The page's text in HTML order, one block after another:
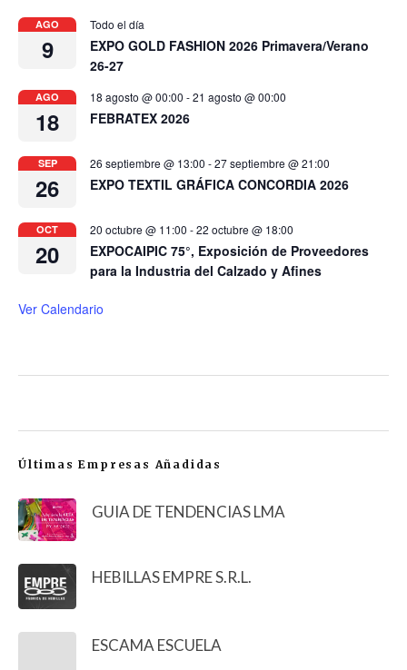
AGO
9
Todo el día
EXPO GOLD FASHION 2026 Primavera/Verano
26-27
AGO
18
18 agosto @ 00:00 -21 agosto @ 00:00
FEBRATEX 2026
SEP
26
26 septiembre @ 13:00 -27 septiembre @ 21:00
EXPO TEXTIL GRÁFICA CONCORDIA 2026
OCT
20
20 octubre @ 11:00 -22 octubre @ 18:00
EXPOCAIPIC 75°, Exposición de Proveedores
para la Industria del Calzado y Afines
Ver Calendario
Últimas Empresas Añadidas
GUIA DE TENDENCIAS LMA
HEBILLAS EMPRE S.R.L.
ESCAMA ESCUELA